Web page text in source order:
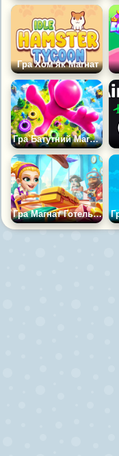
Гра Хом'як Магнат
Гра Батутний Магнат: +1 за Клік
Гра Магнат Готельної Лихоманки